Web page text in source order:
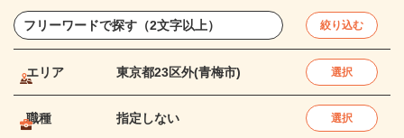
絞り込む
エリア 東京都23区外(青梅市) 選択
職種 指定しない 選択